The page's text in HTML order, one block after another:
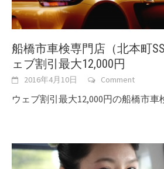
船橋市車検専門店（北本町
ェブ割引最大12,000円
2016年4月10日 Comment
ウェブ割引最大12,000円の船橋市車